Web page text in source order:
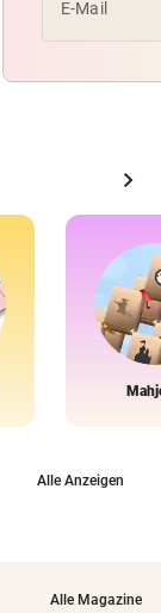
E-Mail
chevron_right
Alle Anzeigen
Alle Magazine